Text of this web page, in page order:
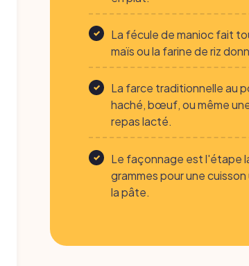
La fécule de manioc fait
maïs ou la farine de riz
La farce traditionnelle au
haché, bœuf, ou même
repas lacté.
Le façonnage est l'étape
grammes pour une
la pâte.